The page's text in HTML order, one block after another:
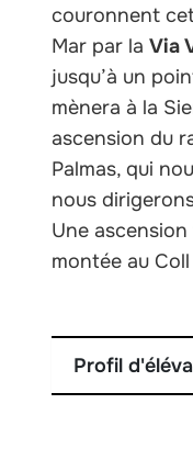
couronnent
Mar par laVia
jusqu’à un
mènera à la
ascension du
Palmas, qui
nous
Une
montée au
Profil